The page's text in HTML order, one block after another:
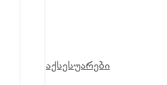
აქსესუარები